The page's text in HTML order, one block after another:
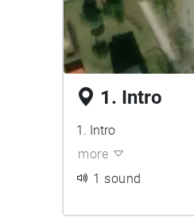
1. Intro
1. Intro
more
1 sound